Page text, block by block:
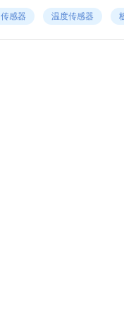
传感器 温度传感器